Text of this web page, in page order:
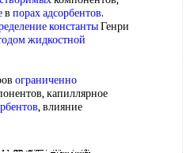
в порах адсорбентов.
константыГенри
жидкостной
ограниченно
капиллярное
, влияние